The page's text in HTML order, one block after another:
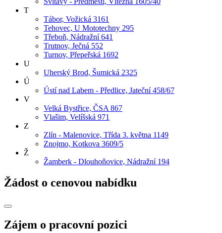
T
Tábor, Vožická 3161
Tehovec, U Mototechny 295
Třeboň, Nádražní 641
Trutnov, Ječná 552
Turnov, Přepeřská 1692
U
Uherský Brod, Šumická 2325
Ú
Ústí nad Labem - Předlice, Jateční 458/67
V
Velká Bystřice, ČSA 867
Vlašim, Velíšská 971
Z
Zlín - Malenovice, Třída 3. května 1149
Znojmo, Kotkova 3609/5
Ž
Žamberk - Dlouhoňovice, Nádražní 194
Žádost o cenovou nabídku
Zájem o pracovní pozici